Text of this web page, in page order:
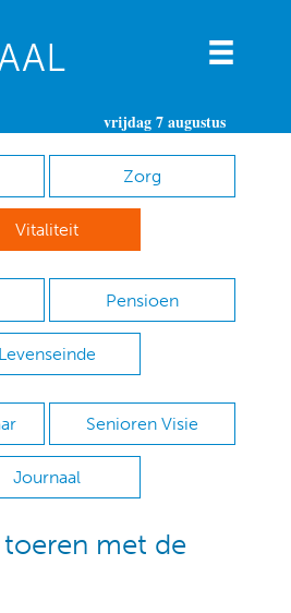
vrijdag 7 augustus
Zorg
Vitaliteit
Pensioen
Levenseinde
Senioren Visie
Journaal
met de